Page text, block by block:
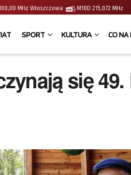
MHz Włoszczowa M10D
SPORT KULTURA CO NA
się